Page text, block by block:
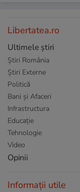
Libertatea.ro
Ultimele știri
Știri România
Știri Externe
Politică
Bani și Afaceri
Infrastructura
Educație
Tehnologie
Video
Opinii
Informații utile